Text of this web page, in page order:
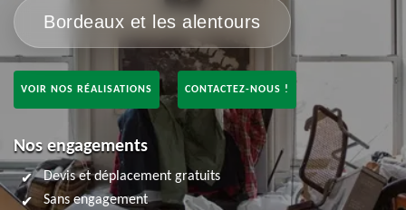
Bordeaux et les alentours
VOIR NOS RÉALISATIONS CONTACTEZ-NOUS !
Nos engagements
Devis et déplacement gratuits
Sans engagement